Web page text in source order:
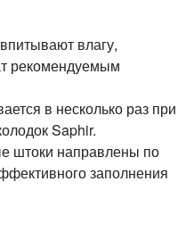
влагу,
рекомендуемым
в несколько раз при
Saphir.
штоки направлены по
заполнения